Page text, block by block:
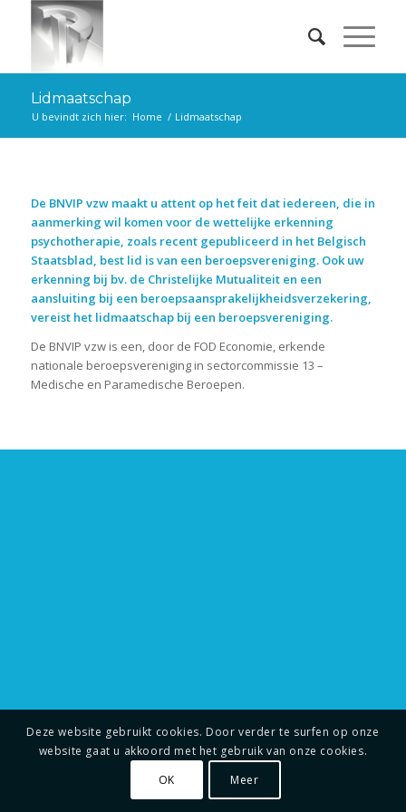
Lidmaatschap
U bevindt zich hier: Home / Lidmaatschap
De BNVIP vzw maakt u attent op het feit dat iedereen, die in
aanmerking wil komen voor de wettelijke erkenning
psychotherapie, zoals recent gepubliceerd in het Belgisch
Staatsblad, best lid is van een beroepsvereniging. Ook uw
erkenning bij bv. de Christelijke Mutualiteit en een
aansluiting bij een beroepsaansprakelijkheidsverzekering,
vereist het lidmaatschap bij een beroepsvereniging.
De BNVIP vzw is een, door de FOD Economie, erkende
nationale beroepsvereniging in sectorcommissie 13 –
Medische en Paramedische Beroepen.
Deze website gebruikt cookies. Door verder te surfen op onze
website gaat u akkoord met het gebruik van onze cookies.
OK
Meer